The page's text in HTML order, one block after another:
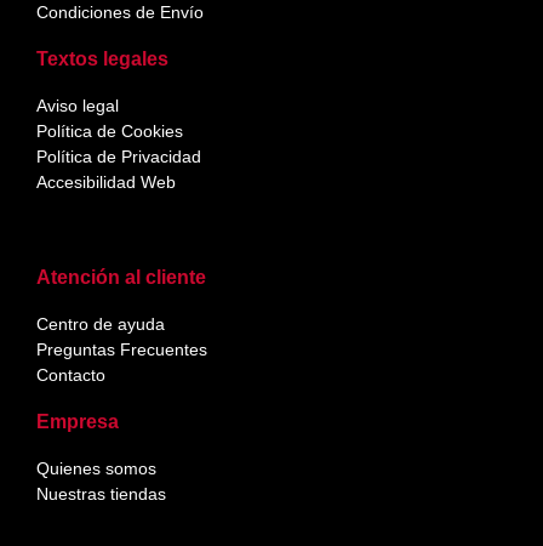
Atención al cliente
Centro de ayuda
Preguntas Frecuentes
Contacto
Empresa
Quienes somos
Nuestras tiendas
Condiciones de Envío
Textos legales
Aviso legal
Política de Cookies
Política de Privacidad
Accesibilidad Web